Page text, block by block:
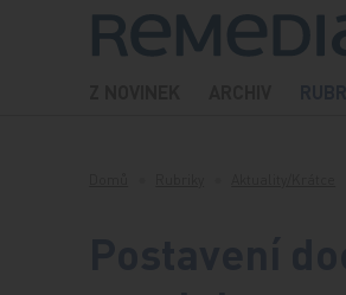
Přeskočit na obsah